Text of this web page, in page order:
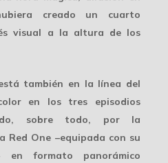
creado un cuarto
visual a la altura de los
también en la línea del
en los tres episodios
sobre todo, por la
Red One –equipada con su
enformato panorámico